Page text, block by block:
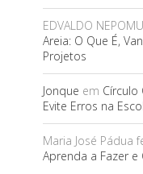
EDVALDO
Areia: O Que É,
Projetos
Jonque em Círculo
Evite Erros na
Maria José Pádua
Aprenda a Fazer e